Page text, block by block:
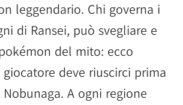
leggendario. Chi governa i
di Ransei, può svegliare e
del mito: ecco
deve riuscirci prima
A ogni regione